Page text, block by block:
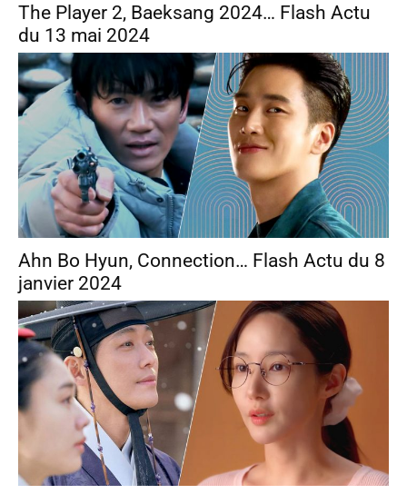
The Player 2, Baeksang 2024… Flash Actu
du 13 mai 2024
Ahn Bo Hyun, Connection… Flash Actu du 8
janvier 2024